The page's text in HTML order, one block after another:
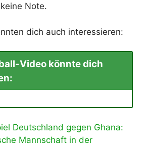
Note.
dich auch interessieren:
Video könnte dich
Deutschland gegen Ghana:
Mannschaft in der